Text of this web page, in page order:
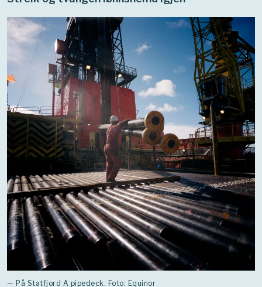
— På Statfjord A pipedeck. Foto: Equinor